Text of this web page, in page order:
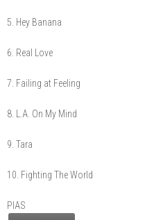
5. Hey Banana
6. Real Love
7. Failing at Feeling
8. L.A. On My Mind
9. Tara
10. Fighting The World
PIAS